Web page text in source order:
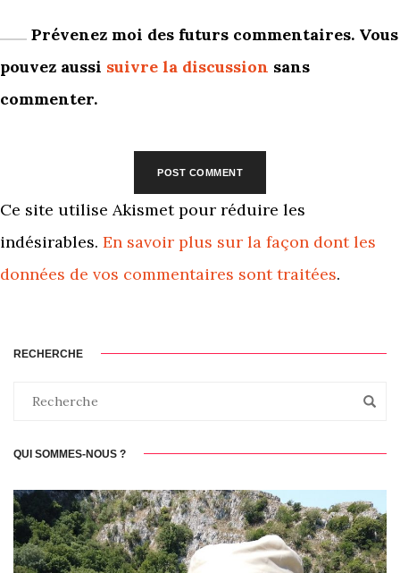
Prévenez moi des futurs commentaires. Vous
pouvez aussi suivre la discussion sans
commenter.
Ce site utilise Akismet pour réduire les
indésirables. En savoir plus sur la façon dont les
données de vos commentaires sont traitées.
RECHERCHE
QUI SOMMES-NOUS ?